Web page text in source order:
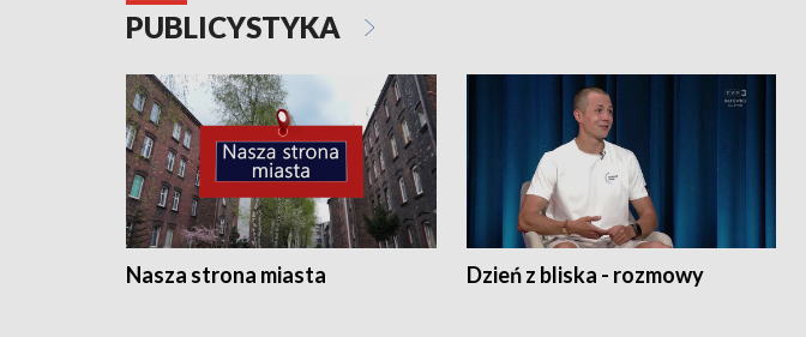
PUBLICYSTYKA
Nasza strona miasta Dzień z bliska - rozmowy